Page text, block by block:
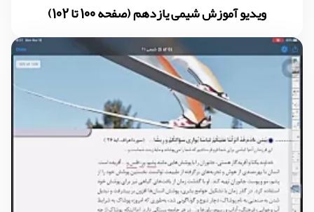
ویدیو آموزش شیمی یازدهم (صفحه 100 تا 102)